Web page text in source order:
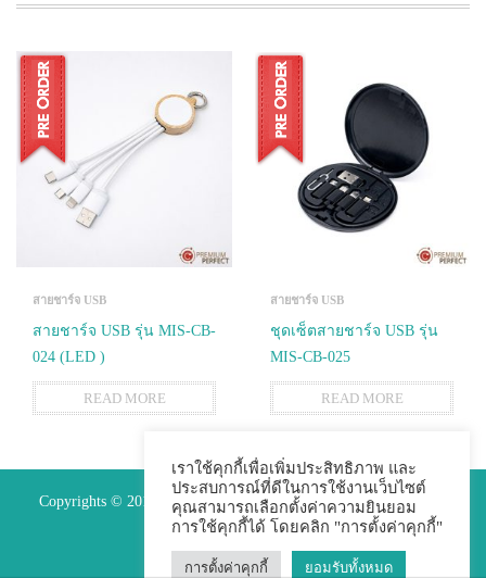
สายชาร์จ USB
สายชาร์จ USB รุ่น MIS-CB-
024 (LED )
READ MORE
สายชาร์จ USB
ชุดเซ็ตสายชาร์จ USB รุ่น
MIS-CB-025
READ MORE
Copyrights © 2015 Premium Perfect Co.,ltd. All Rights Reserved.
เราใช้คุกกี้เพื่อเพิ่มประสิทธิภาพ และ
ประสบการณ์ที่ดีในการใช้งานเว็บไซต์
คุณสามารถเลือกตั้งค่าความยินยอม
การใช้คุกกี้ได้ โดยคลิก "การตั้งค่าคุกกี้"
การตั้งค่าคุกกี้ ยอมรับทั้งหมด